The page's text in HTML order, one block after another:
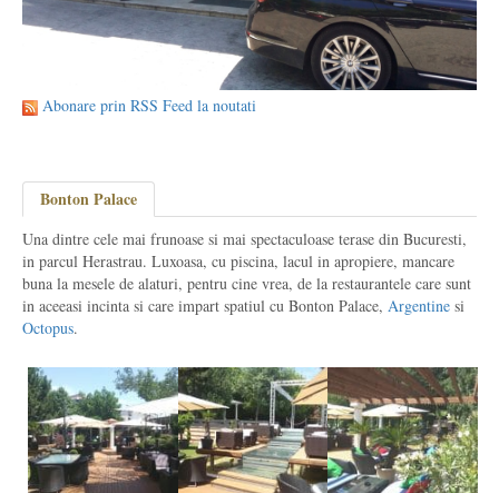
Abonare prin RSS Feed la noutati
Bonton Palace
Una dintre cele mai frunoase si mai spectaculoase terase din Bucuresti,
in parcul Herastrau. Luxoasa, cu piscina, lacul in apropiere, mancare
buna la mesele de alaturi, pentru cine vrea, de la restaurantele care sunt
in aceeasi incinta si care impart spatiul cu Bonton Palace, Argentine si
Octopus.